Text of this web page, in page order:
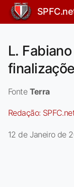
L.
Fonte Terra
Redação:
12 de Janeiro de